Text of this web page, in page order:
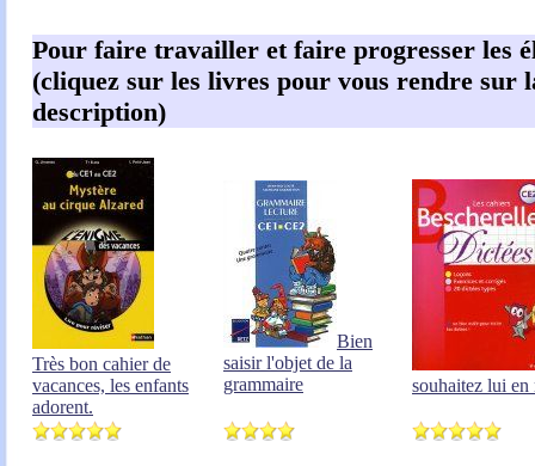
Pour faire travailler et faire progresser les
(cliquez sur les livres pour vous rendre sur
description)
Très bon cahier de
vacances, les enfants
adorent.
Bien
saisir l'objet de la
grammaire
souhaitez lui en